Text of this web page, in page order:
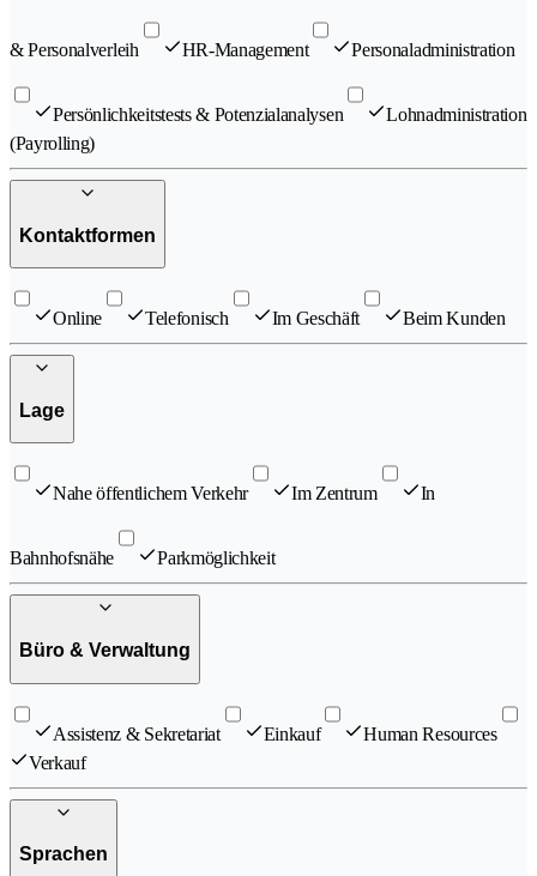
& Personalverleih HR-Management Personaladministration
Persönlichkeitstests & Potenzialanalysen
Lohnadministration
(Payrolling)
Kontaktformen
Online Telefonisch Im Geschäft Beim Kunden
Lage
Nahe öffentlichem Verkehr Im Zentrum In
Bahnhofsnähe Parkmöglichkeit
Büro & Verwaltung
Assistenz & Sekretariat Einkauf
Human Resources
Verkauf
Sprachen